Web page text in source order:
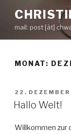
Inhalt
springen
mail: post [ät]
MONAT:
AM
22.
Hallo Welt!
Willkommen zur